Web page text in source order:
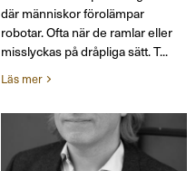
där människor förolämpar
robotar. Ofta när de ramlar eller
misslyckas på dråpliga sätt. T...
Läs mer